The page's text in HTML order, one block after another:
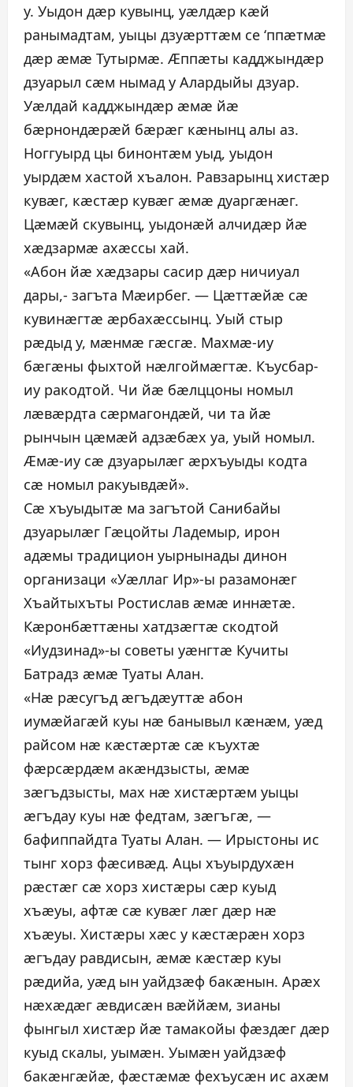
у. Уыдон дæр кувынц, уæлдæр кæй
ранымадтам, уыцы дзуæрттæм се ‘ппæтмæ
дæр æмæ Тутырмæ. Æппæты кадджындæр
дзуарыл сæм нымад у Алардыйы дзуар.
Уæлдай кадджындæр æмæ йæ
бæрнондæрæй бæрæг кæнынц алы аз.
Ноггуырд цы бинонтæм уыд, уыдон
уырдæм хастой хъалон. Равзарынц хистæр
кувæг, кæстæр кувæг æмæ дуаргæнæг.
Цæмæй скувынц, уыдонæй алчидæр йæ
хæдзармæ ахæссы хай.
«Абон йæ хæдзары сасир дæр ничиуал
дары,- загъта Мæирбег. — Цæттæйæ сæ
кувинæгтæ æрбахæссынц. Уый стыр
рæдыд у, мæнмæ гæсгæ. Махмæ-иу
бæгæны фыхтой нæлгоймæгтæ. Къусбар-
иу ракодтой. Чи йæ бæлццоны номыл
лæвæрдта сæрмагондæй, чи та йæ
рынчын цæмæй адзæбæх уа, уый номыл.
Æмæ-иу сæ дзуарылæг æрхъуыды кодта
сæ номыл ракуывдæй».
Сæ хъуыдытæ ма загътой Санибайы
дзуарылæг Гæцойты Ладемыр, ирон
адæмы традицион уырнынады динон
организаци «Уæллаг Ир»-ы разамонæг
Хъайтыхъты Ростислав æмæ иннæтæ.
Кæронбæттæны хатдзæгтæ скодтой
«Иудзинад»-ы советы уæнгтæ Кучиты
Батрадз æмæ Туаты Алан.
«Нæ рæсугъд æгъдæуттæ абон
иумæйагæй куы нæ банывыл кæнæм, уæд
райсом нæ кæстæртæ сæ къухтæ
фæрсæрдæм акæндзысты, æмæ
зæгъдзысты, мах нæ хистæртæм уыцы
æгъдау куы нæ федтам, зæгъгæ, —
бафиппайдта Туаты Алан. — Ирыстоны ис
тынг хорз фæсивæд. Ацы хъуырдухæн
рæстæг сæ хорз хистæры сæр куыд
хъæуы, афтæ сæ кувæг лæг дæр нæ
хъæуы. Хистæры хæс у кæстæрæн хорз
æгъдау равдисын, æмæ кæстæр куы
рæдийа, уæд ын уайдзæф бакæнын. Арæх
нæхæдæг æвдисæн вæййæм, зианы
фынгыл хистæр йæ тамакойы фæздæг дæр
куыд скалы, уымæн. Уымæн уайдзæф
бакæнгæйæ, фæстæмæ фехъусæн ис ахæм